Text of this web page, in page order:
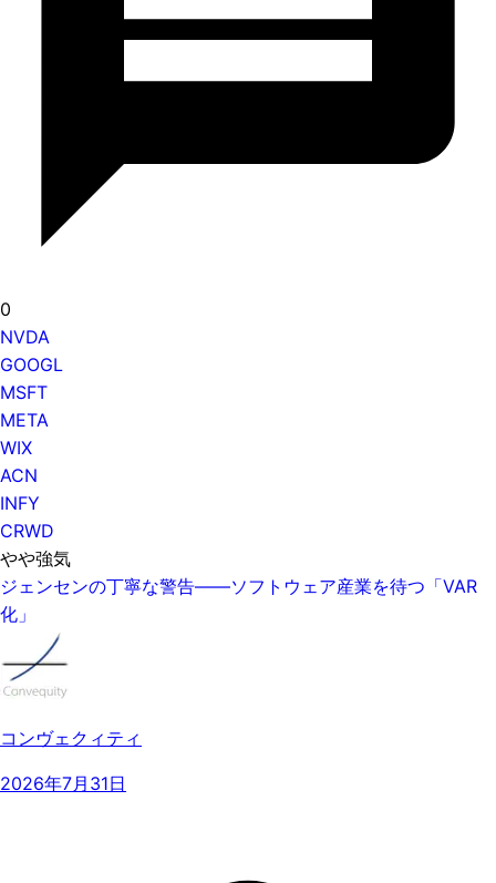
0
NVDA
GOOGL
MSFT
META
WIX
ACN
INFY
CRWD
やや強気
ジェンセンの丁寧な警告——ソフトウェア産業を待つ「VAR
化」
コンヴェクィティ
2026年7月31日